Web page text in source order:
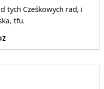
tych Cześkowych rad, i
tfu.